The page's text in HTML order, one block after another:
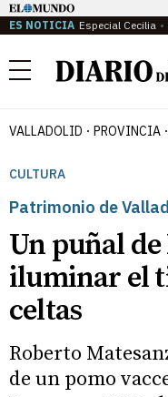
ES NOTICIA Especial Cecilia
Menú
VALLADOLID PROVINCIA
CULTURA
Patrimonio de
Un puñal
iluminar el
celtas
Roberto
de un pomo